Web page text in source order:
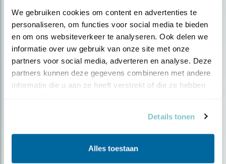
We gebruiken cookies om content en advertenties te
personaliseren, om functies voor social media te bieden
en om ons websiteverkeer te analyseren. Ook delen we
informatie over uw gebruik van onze site met onze
partners voor social media, adverteren en analyse. Deze
partners kunnen deze gegevens combineren met andere
informatie die u aan ze heeft verstrekt of die ze hebben
Details tonen
Alles toestaan